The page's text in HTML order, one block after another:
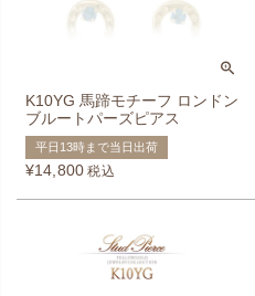
K10YG 馬蹄モチーフ ロンドン
ブルートパーズピアス
平日13時まで当日出荷
¥14,800 税込